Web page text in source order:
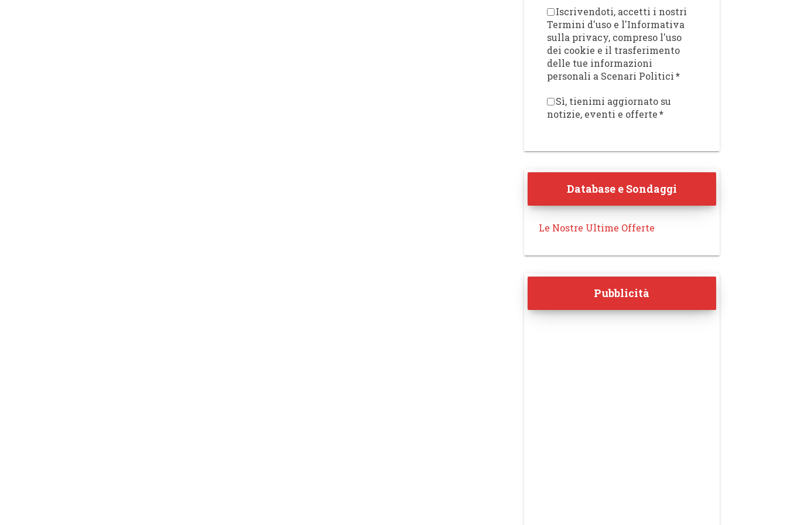
Iscrivendoti, accetti i nostri
Termini d'uso e l'Informativa
sulla privacy, compreso l'uso
dei cookie e il trasferimento
delle tue informazioni
personali a Scenari Politici*
Sì, tienimi aggiornato su
notizie, eventi e offerte*
Database e Sondaggi
Le Nostre Ultime Offerte
Pubblicità